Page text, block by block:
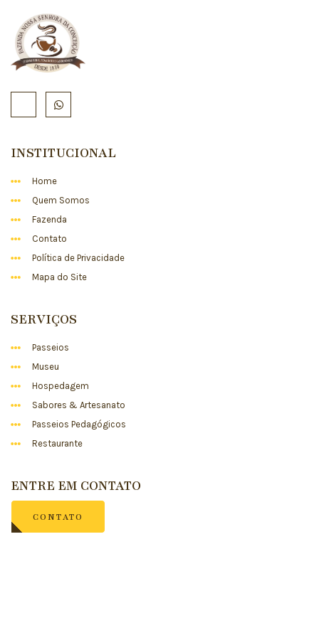
INSTITUCIONAL
Home
Quem Somos
Fazenda
Contato
Política de Privacidade
Mapa do Site
SERVIÇOS
Passeios
Museu
Hospedagem
Sabores & Artesanato
Passeios Pedagógicos
Restaurante
ENTRE EM CONTATO
CONTATO